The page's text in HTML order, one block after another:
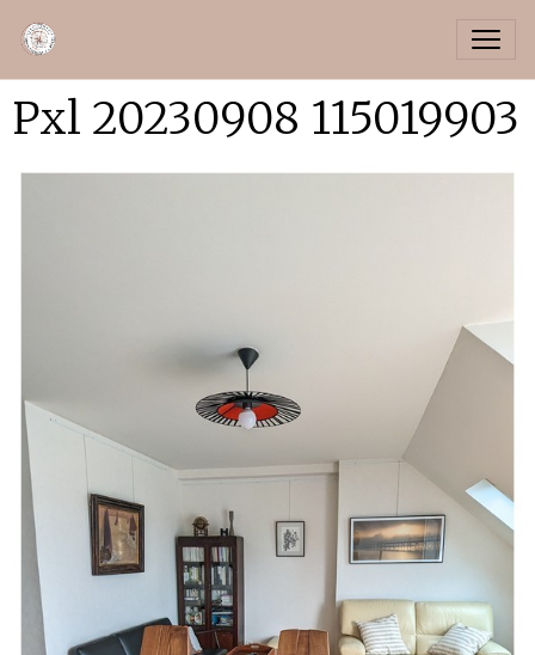
Pxl 20230908 115019903